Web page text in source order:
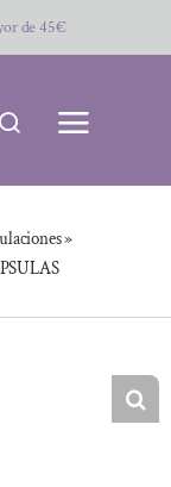
de 45€
»